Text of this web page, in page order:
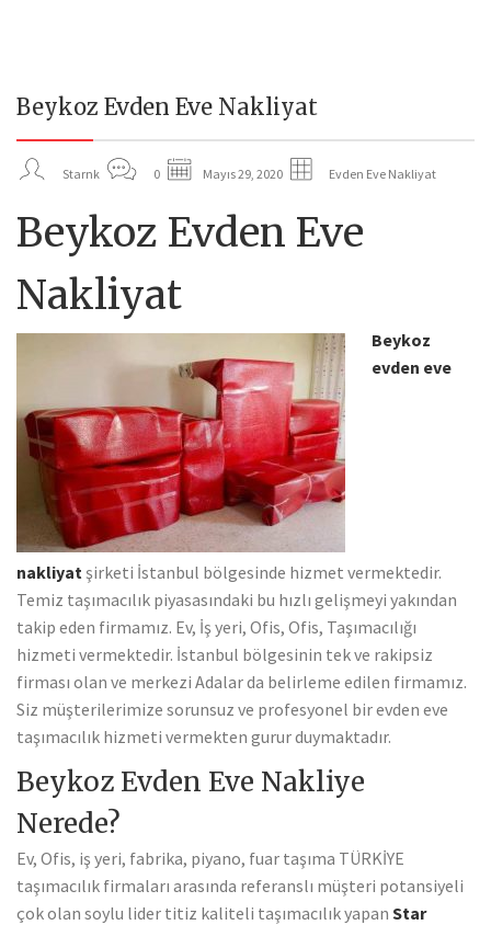
Beykoz Evden Eve Nakliyat
Starnk 0 Mayıs 29, 2020 Evden Eve Nakliyat
Beykoz Evden Eve
Nakliyat
Beykoz
evden eve
nakliyat şirketi İstanbul bölgesinde hizmet vermektedir.
Temiz taşımacılık piyasasındaki bu hızlı gelişmeyi yakından
takip eden firmamız. Ev, İş yeri, Ofis, Ofis, Taşımacılığı
hizmeti vermektedir. İstanbul bölgesinin tek ve rakipsiz
firması olan ve merkezi Adalar da belirleme edilen firmamız.
Siz müşterilerimize sorunsuz ve profesyonel bir evden eve
taşımacılık hizmeti vermekten gurur duymaktadır.
Beykoz Evden Eve Nakliye
Nerede?
Ev, Ofis, iş yeri, fabrika, piyano, fuar taşıma TÜRKİYE
taşımacılık firmaları arasında referanslı müşteri potansiyeli
çok olan soylu lider titiz kaliteli taşımacılık yapan Star